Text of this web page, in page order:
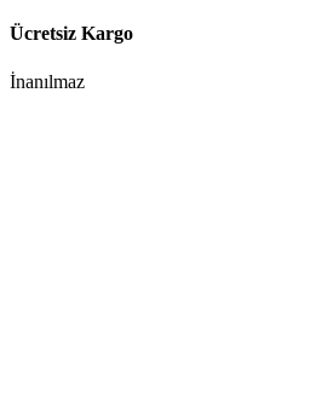
Ücretsiz Kargo
İnanılmaz